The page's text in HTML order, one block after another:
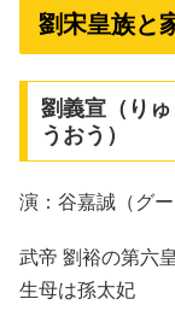
劉宋皇族と
劉義宣（り
うおう）
演：谷嘉誠（グー
武帝 劉裕の第六皇
生母は孫太妃